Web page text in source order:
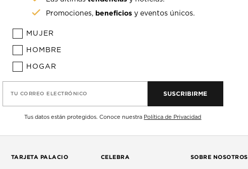
Promociones, beneficios y eventos únicos.
MUJER
HOMBRE
HOGAR
TU CORREO ELECTRÓNICO SUSCRIBIRME
Tus datos están protegidos. Conoce nuestra Política de Privacidad
TARJETA PALACIO CELEBRA SOBRE NOSOTROS